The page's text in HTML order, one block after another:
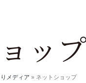
ップ
メディア » ネットショップ